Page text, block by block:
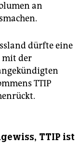
an
dürfte eine
mit der
TTIP
TTIP ist